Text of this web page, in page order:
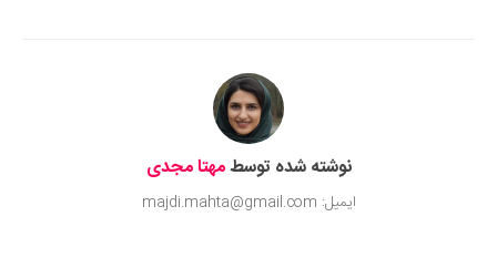
نوشته شده توسطمهتا مجدی
ایمیل: majdi.mahta@gmail.com